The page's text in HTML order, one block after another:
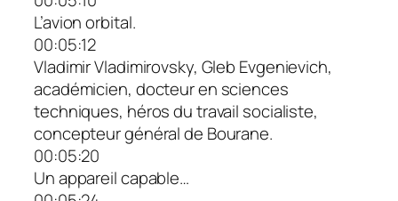
L’avion orbital.
00:05:12
Vladimir Vladimirovsky, Gleb Evgenievich,
académicien, docteur en sciences
techniques, héros du travail socialiste,
concepteur général de Bourane.
00:05:20
Un appareil capable…